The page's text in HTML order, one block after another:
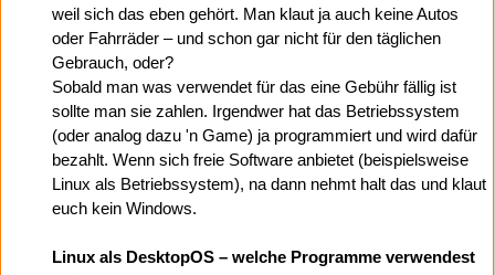
weil sich das eben gehört. Man klaut ja auch keine Autos
oder Fahrräder – und schon gar nicht für den täglichen
Gebrauch, oder?
Sobald man was verwendet für das eine Gebühr fällig ist
sollte man sie zahlen. Irgendwer hat das Betriebssystem
(oder analog dazu 'n Game) ja programmiert und wird dafür
bezahlt. Wenn sich freie Software anbietet (beispielsweise
Linux als Betriebssystem), na dann nehmt halt das und klaut
euch kein Windows.
Linux als DesktopOS – welche Programme verwendest